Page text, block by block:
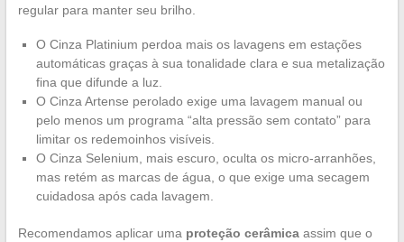
regular para manter seu brilho.
O Cinza Platinium perdoa mais os lavagens em estações
automáticas graças à sua tonalidade clara e sua metalização
fina que difunde a luz.
O Cinza Artense perolado exige uma lavagem manual ou
pelo menos um programa “alta pressão sem contato” para
limitar os redemoinhos visíveis.
O Cinza Selenium, mais escuro, oculta os micro-arranhões,
mas retém as marcas de água, o que exige uma secagem
cuidadosa após cada lavagem.
Recomendamos aplicar uma proteção cerâmicaassim que o